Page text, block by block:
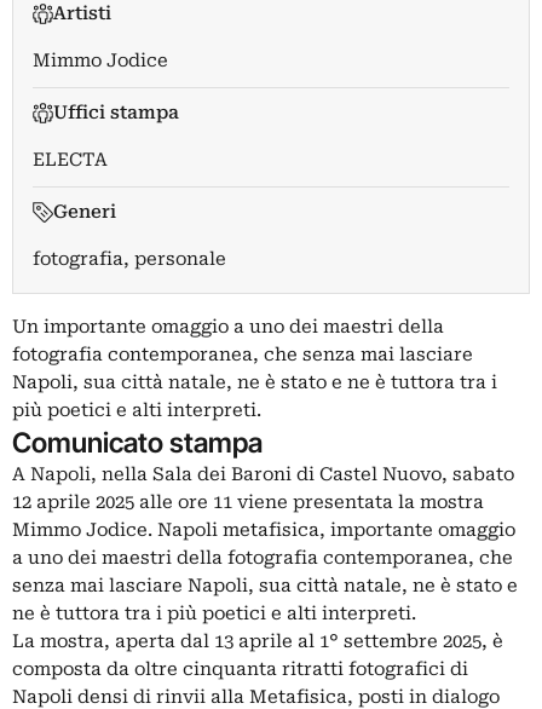
Artisti
Mimmo Jodice
Uffici stampa
ELECTA
Generi
fotografia, personale
Un importante omaggio a uno dei maestri della
fotografia contemporanea, che senza mai lasciare
Napoli, sua città natale, ne è stato e ne è tuttora tra i
più poetici e alti interpreti.
Comunicato stampa
A Napoli, nella Sala dei Baroni di Castel Nuovo, sabato
12 aprile 2025 alle ore 11 viene presentata la mostra
Mimmo Jodice. Napoli metafisica, importante omaggio
a uno dei maestri della fotografia contemporanea, che
senza mai lasciare Napoli, sua città natale, ne è stato e
ne è tuttora tra i più poetici e alti interpreti.
La mostra, aperta dal 13 aprile al 1° settembre 2025, è
composta da oltre cinquanta ritratti fotografici di
Napoli densi di rinvii alla Metafisica, posti in dialogo